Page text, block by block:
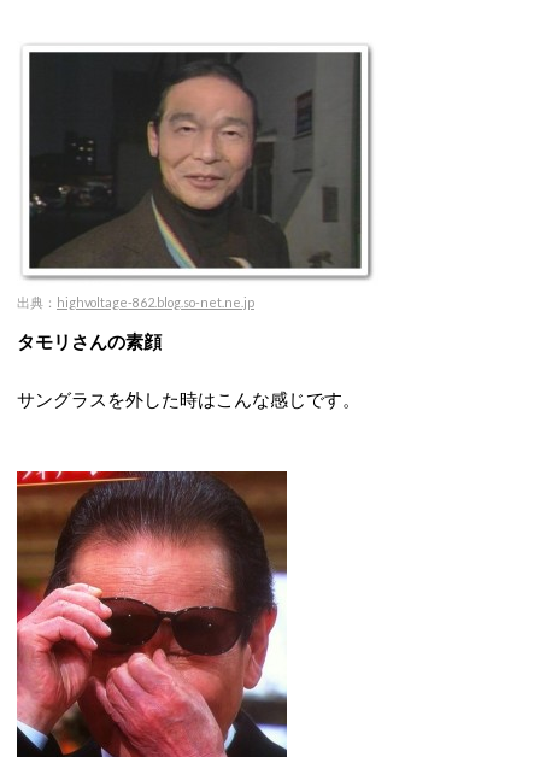
出典： highvoltage-862.blog.so-net.ne.jp
タモリさんの素顔
サングラスを外した時はこんな感じです。